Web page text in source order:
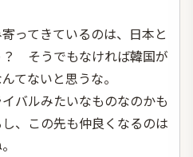
ってきているのは、日本と
？ そうでもなければ韓国が
てないと思うな。
バルみたいなものなのかも
、この先も仲良くなるのは